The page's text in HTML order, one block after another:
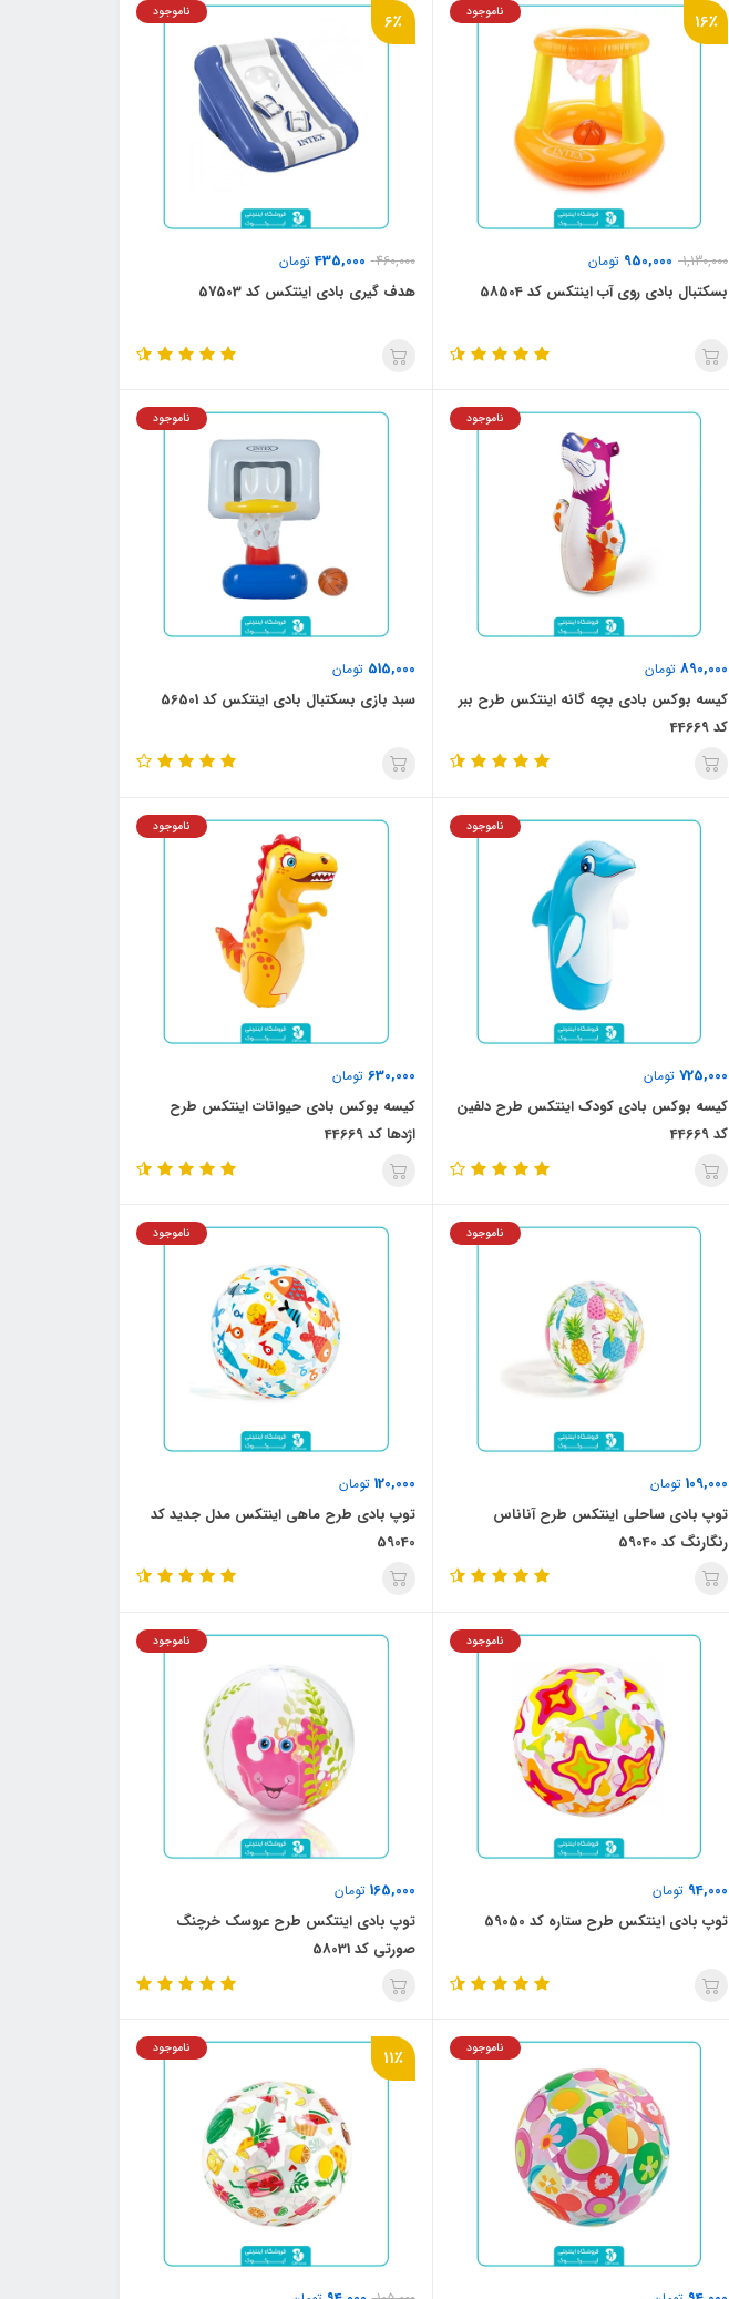
16٪
1,130,000
950,000 تومان
ناموجود
بسکتبال بادی روی آب اینتکس کد 58504
6٪
460,000
435,000تومان
ناموجود
هدف گیری بادی اینتکس کد 57503
890,000 تومان
ناموجود
کیسه بوکس بادی بچه گانه اینتکس طرح ببر
کد 44669
515,000 تومان
ناموجود
سبد بازی بسکتبال بادی اینتکس کد 56501
725,000 تومان
ناموجود
کیسه بوکس بادی کودک اینتکس طرح دلفین
کد 44669
630,000 تومان
ناموجود
کیسه بوکس بادی حیوانات اینتکس طرح
اژدها کد 44669
109,000 تومان
ناموجود
توپ بادی ساحلی اینتکس طرح آناناس
رنگارنگ کد 59040
120,000 تومان
ناموجود
توپ بادی طرح ماهی اینتکس مدل جدید کد
59040
94,000 تومان
ناموجود
توپ بادی اینتکس طرح ستاره کد 59050
165,000 تومان
ناموجود
توپ بادی اینتکس طرح عروسک خرچنگ
صورتی کد 58031
ناموجود 11٪ ناموجود